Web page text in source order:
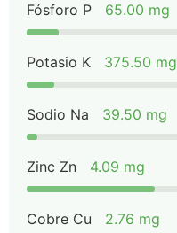
Fósforo P 65.00 mg
Potasio K 375.50 mg
Sodio Na 39.50 mg
Zinc Zn 4.09 mg
Cobre Cu 2.76 mg